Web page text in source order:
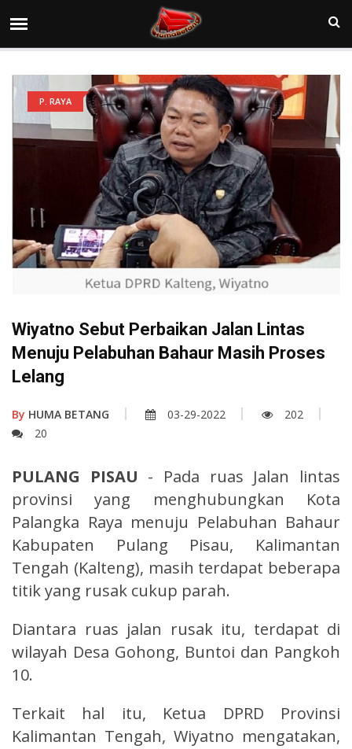
P. RAYA
Wiyatno Sebut Perbaikan Jalan Lintas
Menuju Pelabuhan Bahaur Masih Proses
Lelang
By HUMA BETANG 03-29-2022
202
20
PULANG PISAU - Pada ruas Jalan lintas
provinsi yang menghubungkan Kota
Palangka Raya menuju Pelabuhan Bahaur
Kabupaten Pulang Pisau, Kalimantan
Tengah (Kalteng), masih terdapat beberapa
titik yang rusak cukup parah.
Diantara ruas jalan rusak itu, terdapat di
wilayah Desa Gohong, Buntoi dan Pangkoh
10.
Terkait hal itu, Ketua DPRD Provinsi
Kalimantan Tengah, Wiyatno mengatakan,